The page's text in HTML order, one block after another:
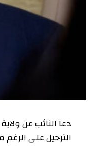
دعا النائب عن ولاية
الترحيل على الرغم من